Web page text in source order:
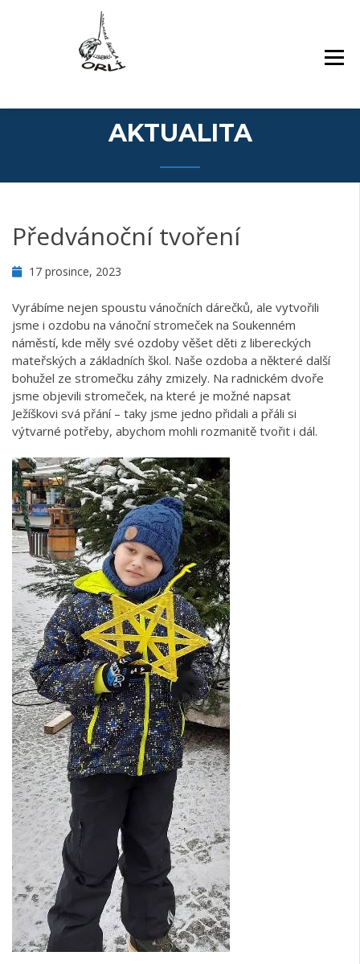
AKTUALITA
Předvánoční tvoření
17 prosince, 2023
Vyrábíme nejen spoustu vánočních dárečků, ale vytvořili
jsme i ozdobu na vánoční stromeček na Soukenném
náměstí, kde měly své ozdoby věšet děti z libereckých
mateřských a základních škol. Naše ozdoba a některé další
bohužel ze stromečku záhy zmizely. Na radnickém dvoře
jsme objevili stromeček, na které je možné napsat
Ježíškovi svá přání – taky jsme jedno přidali a přáli si
výtvarné potřeby, abychom mohli rozmanitě tvořit i dál.